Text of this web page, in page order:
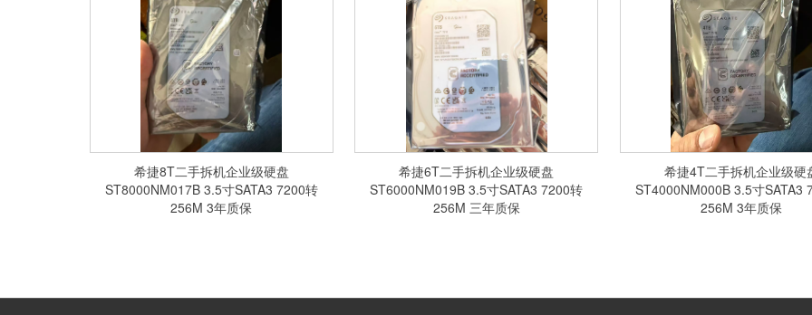
希捷8T二手拆机企业级硬盘
ST8000NM017B 3.5寸SATA3 7200转
256M 3年质保
希捷6T二手拆机企业级硬盘
ST6000NM019B 3.5寸SATA3 7200转
256M 三年质保
希捷4T二手拆机企业级硬
ST4000NM000B 3.5寸SATA3
256M 3年质保